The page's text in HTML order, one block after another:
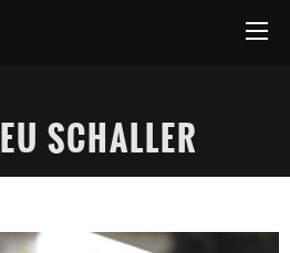
SCHALLER